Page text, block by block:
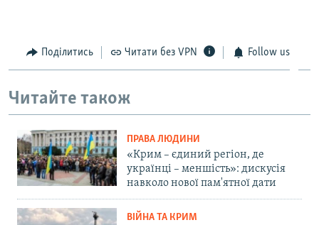
Поділитись Читати без VPN Follow us
Читайте також
ПРАВА ЛЮДИНИ
«Крим – єдиний регіон, де
українці – меншість»: дискусія
навколо нової пам'ятної дати
ВІЙНА ТА КРИМ